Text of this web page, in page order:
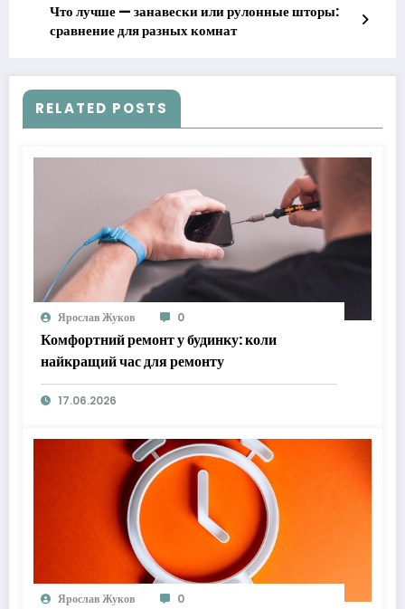
Что лучше — занавески или рулонные шторы:
сравнение для разных комнат
RELATED POSTS
Ярослав Жуков 0
Комфортний ремонт у будинку: коли
найкращий час для ремонту
17.06.2026
Ярослав Жуков 0